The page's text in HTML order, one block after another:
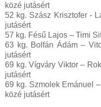
közé jutásért
52 kg. Szász Krisztofer -
jutásért
57 kg. Fésű Lajos – Timi
63 kg. Bolfán Ádám –
jutásért
69 kg. Vígváry Viktor –
jutásért
69 kg. Szmolek Emánuel
közé jutásért